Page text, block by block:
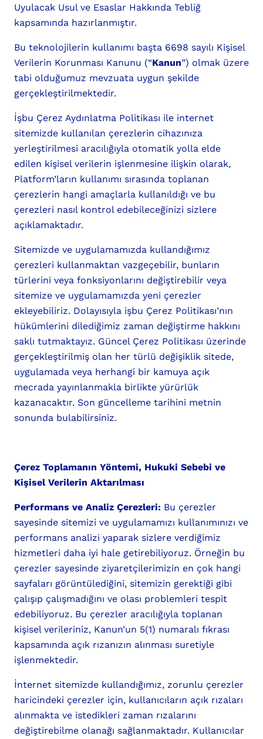
Uyulacak Usul ve Esaslar Hakkında Tebliğ
kapsamında hazırlanmıştır.
Bu teknolojilerin kullanımı başta 6698 sayılı Kişisel
Verilerin Korunması Kanunu (“Kanun”) olmak üzere
tabi olduğumuz mevzuata uygun şekilde
gerçekleştirilmektedir.
İşbu Çerez Aydınlatma Politikası ile internet
sitemizde kullanılan çerezlerin cihazınıza
yerleştirilmesi aracılığıyla otomatik yolla elde
edilen kişisel verilerin işlenmesine ilişkin olarak,
Platform’ların kullanımı sırasında toplanan
çerezlerin hangi amaçlarla kullanıldığı ve bu
çerezleri nasıl kontrol edebileceğinizi sizlere
açıklamaktadır.
Sitemizde ve uygulamamızda kullandığımız
çerezleri kullanmaktan vazgeçebilir, bunların
türlerini veya fonksiyonlarını değiştirebilir veya
sitemize ve uygulamamızda yeni çerezler
ekleyebiliriz. Dolayısıyla işbu Çerez Politikası’nın
hükümlerini dilediğimiz zaman değiştirme hakkını
saklı tutmaktayız. Güncel Çerez Politikası üzerinde
gerçekleştirilmiş olan her türlü değişiklik sitede,
uygulamada veya herhangi bir kamuya açık
mecrada yayınlanmakla birlikte yürürlük
kazanacaktır. Son güncelleme tarihini metnin
sonunda bulabilirsiniz.
Çerez Toplamanın Yöntemi, Hukuki Sebebi ve
Kişisel Verilerin Aktarılması
Performans ve Analiz Çerezleri: Bu çerezler
sayesinde sitemizi ve uygulamamızı kullanımınızı ve
performans analizi yaparak sizlere verdiğimiz
hizmetleri daha iyi hale getirebiliyoruz. Örneğin bu
çerezler sayesinde ziyaretçilerimizin en çok hangi
sayfaları görüntülediğini, sitemizin gerektiği gibi
çalışıp çalışmadığını ve olası problemleri tespit
edebiliyoruz. Bu çerezler aracılığıyla toplanan
kişisel verileriniz, Kanun’un 5(1) numaralı fıkrası
kapsamında açık rızanızın alınması suretiyle
işlenmektedir.
İnternet sitemizde kullandığımız, zorunlu çerezler
haricindeki çerezler için, kullanıcıların açık rızaları
alınmakta ve istedikleri zaman rızalarını
değiştirebilme olanağı sağlanmaktadır. Kullanıcılar